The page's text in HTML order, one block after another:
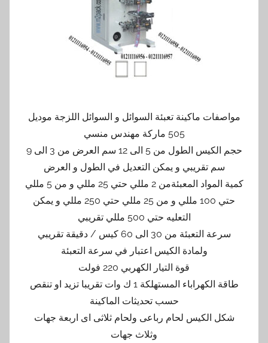
مواصفات ماكينة تعبئة السوائل و السوائل اللزجة موديل
505 ماركة مهندس منسي
حجم الكيس الطول من 5 الى 12 سم العرض من 3 الى 9
سم تقريبي و يمكن التعديل في الطول و العرض
كمية المواد المعبئةمن 2 مللي حتي 25 مللي و من 5 مللي
حتي 100 مللي و من 25 مللي حتي 250 مللي و يمكن
التعليه حتي 500 مللي تقريبي
سرعة التعبئة من 30 الى 60 كيس / دقيقة تقريبي
ولمادة الكيس اعتبار في سرعة التعبئة
قوة التيار الكهربي 220 فولت
طاقة الكهراباء المستهلكة 1 ك وات تقريبا تزيد او تنقص
حسب تحديثات الماكينة
شكل الكيس لحام رباعى ولحام ثلاثى اى اربعة جهات
وثلاث جهات